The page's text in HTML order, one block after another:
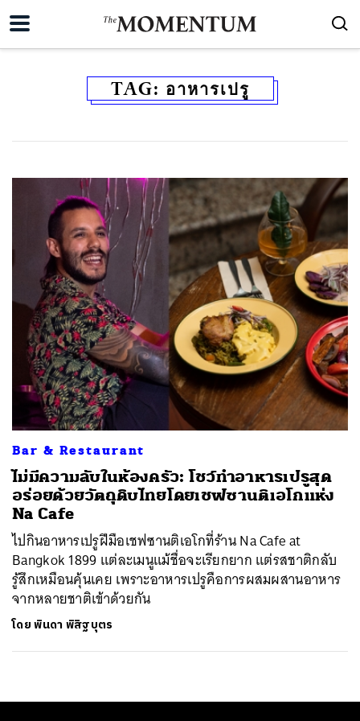
TAG: อาหารเปรู
Bar & Restaurant
ไม่มีความลับในห้องครัว: โชว์ทำอาหารเปรูสุด
อร่อยด้วยวัตถุดิบไทยโดยเชฟซานติเอโกแห่ง
Na Cafe
ไปกินอาหารเปรูฝีมือเชฟซานติเอโกที่ร้าน Na Cafe at
Bangkok 1899 แต่ละเมนูแม้ชื่อจะเรียกยาก แต่รสชาติกลับ
รู้สึกเหมือนคุ้นเคย เพราะอาหารเปรูคือการผสมผสานอาหาร
จากหลายชาติเข้าด้วยกัน
โดยพินดา พิสิฐบุตร
ค้นหา
SHARE TWEET LINE EMAIL